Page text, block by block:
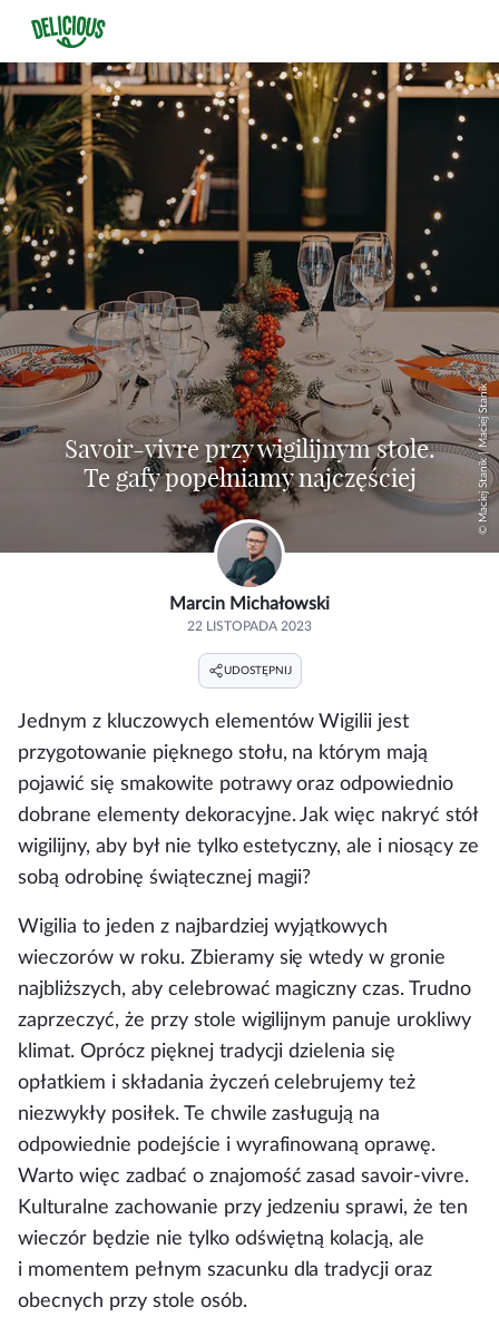
© Maciej Stanik | Maciej Stanik
Savoir-vivre przy wigilijnym stole.
Te gafy popełniamy najczęściej
Marcin Michałowski
22 LISTOPADA 2023
UDOSTĘPNIJ
Jednym z kluczowych elementów Wigilii jest
przygotowanie pięknego stołu, na którym mają
pojawić się smakowite potrawy oraz odpowiednio
dobrane elementy dekoracyjne. Jak więc nakryć stół
wigilijny, aby był nie tylko estetyczny, ale i niosący ze
sobą odrobinę świątecznej magii?
Wigilia to jeden z najbardziej wyjątkowych
wieczorów w roku. Zbieramy się wtedy w gronie
najbliższych, aby celebrować magiczny czas. Trudno
zaprzeczyć, że przy stole wigilijnym panuje urokliwy
klimat. Oprócz pięknej tradycji dzielenia się
opłatkiem i składania życzeń celebrujemy też
niezwykły posiłek. Te chwile zasługują na
odpowiednie podejście i wyrafinowaną oprawę.
Warto więc zadbać o znajomość zasad savoir-vivre.
Kulturalne zachowanie przy jedzeniu sprawi, że ten
wieczór będzie nie tylko odświętną kolacją, ale
i momentem pełnym szacunku dla tradycji oraz
obecnych przy stole osób.